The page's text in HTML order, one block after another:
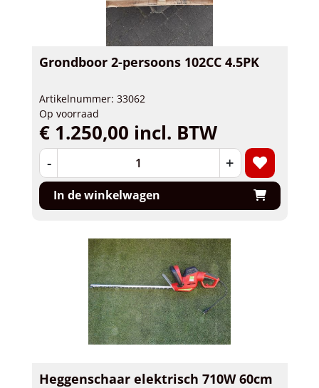
Grondboor 2-persoons 102CC 4.5PK
Artikelnummer: 33062
Op voorraad
€ 1.250,00 incl. BTW
- +
In de winkelwagen
Heggenschaar elektrisch 710W 60cm